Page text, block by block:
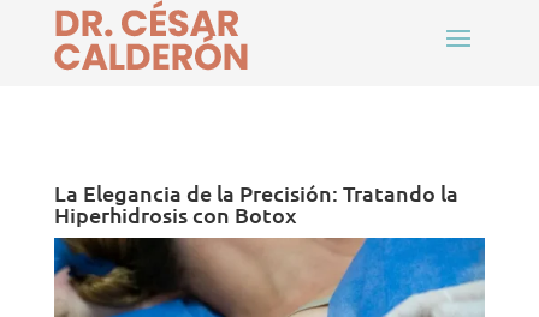
La Elegancia de la Precisión: Tratando la
Hiperhidrosis con Botox